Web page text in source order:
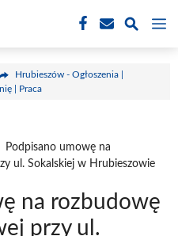
Hrubieszów - Ogłoszenia |
| Praca
Podpisano umowę na
ul. Sokalskiej w Hrubieszowie
na rozbudowę
przy ul.